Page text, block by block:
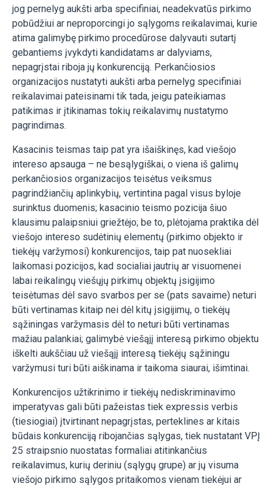
jog pernelyg aukšti arba specifiniai, neadekvatūs pirkimo
pobūdžiui ar neproporcingi jo sąlygoms reikalavimai, kurie
atima galimybę pirkimo procedūrose dalyvauti sutartį
gebantiems įvykdyti kandidatams ar dalyviams,
nepagrįstai riboja jų konkurenciją. Perkančiosios
organizacijos nustatyti aukšti arba pernelyg specifiniai
reikalavimai pateisinami tik tada, jeigu pateikiamas
patikimas ir įtikinamas tokių reikalavimų nustatymo
pagrindimas.
Kasacinis teismas taip pat yra išaiškinęs, kad viešojo
intereso apsauga – ne besąlygiškai, o viena iš galimų
perkančiosios organizacijos teisėtus veiksmus
pagrindžiančių aplinkybių, vertintina pagal visus byloje
surinktus duomenis; kasacinio teismo pozicija šiuo
klausimu palaipsniui griežtėjo; be to, plėtojama praktika dėl
viešojo intereso sudėtinių elementų (pirkimo objekto ir
tiekėjų varžymosi) konkurencijos, taip pat nuosekliai
laikomasi pozicijos, kad socialiai jautrių ar visuomenei
labai reikalingų viešųjų pirkimų objektų įsigijimo
teisėtumas dėl savo svarbos per se (pats savaime) neturi
būti vertinamas kitaip nei dėl kitų įsigijimų, o tiekėjų
sąžiningas varžymasis dėl to neturi būti vertinamas
mažiau palankiai; galimybė viešąjį interesą pirkimo objektu
iškelti aukščiau už viešąjį interesą tiekėjų sąžiningu
varžymusi turi būti aiškinama ir taikoma siaurai, išimtinai.
Konkurencijos užtikrinimo ir tiekėjų nediskriminavimo
imperatyvas gali būti pažeistas tiek expressis verbis
(tiesiogiai) įtvirtinant nepagrįstas, perteklines ar kitais
būdais konkurenciją ribojančias sąlygas, tiek nustatant VPĮ
25 straipsnio nuostatas formaliai atitinkančius
reikalavimus, kurių deriniu (sąlygų grupe) ar jų visuma
viešojo pirkimo sąlygos pritaikomos vienam tiekėjui ar